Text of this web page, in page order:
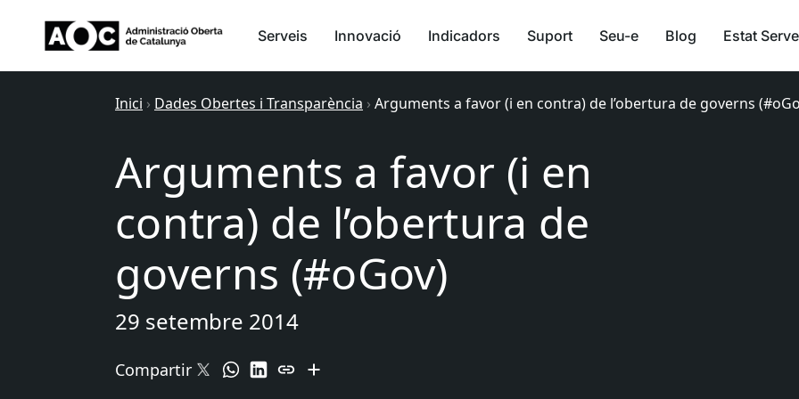
Serveis Innovació Indicadors Suport Seu-e Blog Estat
Inici › Dades Obertes i Transparència › Arguments a favor (i en contra) de l’obertura de governs
Arguments a favor (i en
contra) de l’obertura de
governs (#oGov)
29 setembre 2014
Compartir